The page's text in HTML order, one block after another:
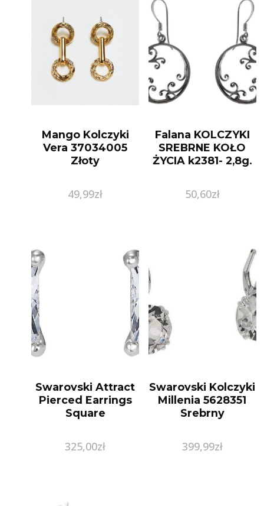
Mango Kolczyki
Vera 37034005
Złoty
49,99zł
Falana KOLCZYKI
SREBRNE KOŁO
ŻYCIA k2381- 2,8g.
50,60zł
Swarovski Attract
Pierced Earrings
Square
325,00zł
Swarovski Kolczyki
Millenia 5628351
Srebrny
399,99zł